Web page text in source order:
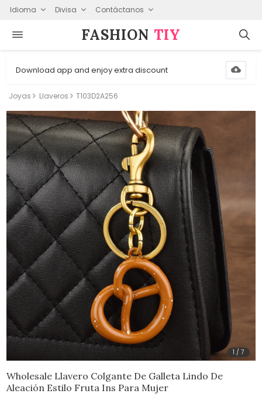
Idioma Divisa Contáctanos
FASHION⁠ TIY
Download app and enjoy extra discount
Joyas Llaveros T103D2A256
1 /7
Wholesale Llavero Colgante De Galleta Lindo De
Aleación Estilo Fruta Ins Para Mujer